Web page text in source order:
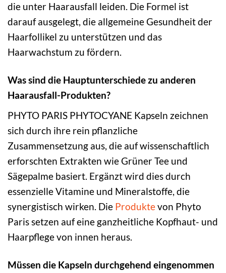
die unter Haarausfall leiden. Die Formel ist
darauf ausgelegt, die allgemeine Gesundheit der
Haarfollikel zu unterstützen und das
Haarwachstum zu fördern.
Was sind die Hauptunterschiede zu anderen
Haarausfall-Produkten?
PHYTO PARIS PHYTOCYANE Kapseln zeichnen
sich durch ihre rein pflanzliche
Zusammensetzung aus, die auf wissenschaftlich
erforschten Extrakten wie Grüner Tee und
Sägepalme basiert. Ergänzt wird dies durch
essenzielle Vitamine und Mineralstoffe, die
synergistisch wirken. Die Produktevon Phyto
Paris setzen auf eine ganzheitliche Kopfhaut- und
Haarpflege von innen heraus.
Müssen die Kapseln durchgehend eingenommen